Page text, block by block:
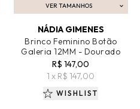
VER TAMANHOS
ADICIONAR AO CARRINHO
NÁDIA GIMENES
Brinco Feminino Botão
Galeria 12MM - Dourado
R$ 147,00
1 x R$ 147,00
WISHLIST